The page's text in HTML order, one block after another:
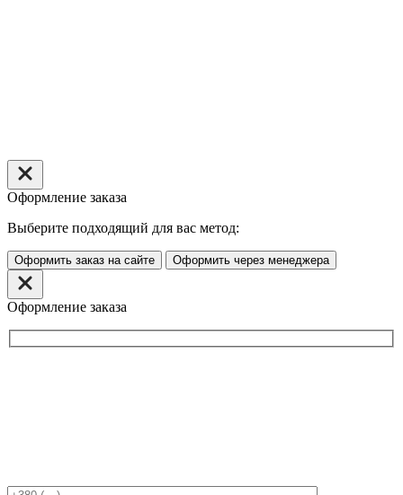
Оформление заказа
Выберите подходящий для вас метод:
Оформить заказ на сайте Оформить через менеджера
Оформление заказа